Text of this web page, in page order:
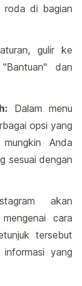
roda di bagian
gulir ke
dan
Dalam menu
opsi yang
Anda
sesuai dengan
akan
cara
tersebut
yang